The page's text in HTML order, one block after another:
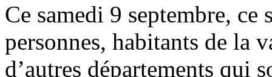
Ce samedi 9 septembre, ce
personnes, habitants de la
d’autres départements qui